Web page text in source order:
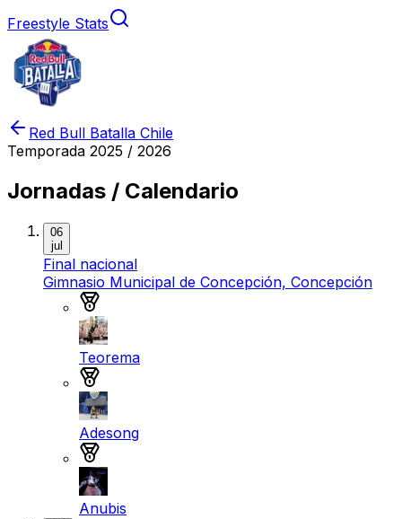
Freestyle Stats
Red Bull Batalla Chile
Temporada 2025 / 2026
Jornadas / Calendario
06
jul
Final nacional
Gimnasio Municipal de Concepción, Concepción
Teorema
Adesong
Anubis